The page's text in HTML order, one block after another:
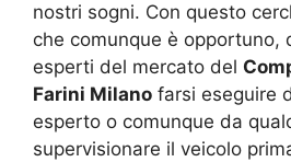
nostri sogni. Con questo
che comunque è opportuno,
esperti del mercato del
Farini Milano farsi eseguire
esperto o comunque da
supervisionare il veicolo